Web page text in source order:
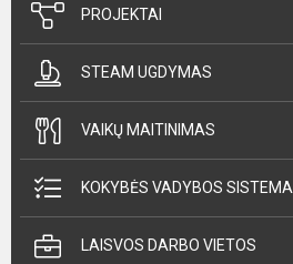
PROJEKTAI
STEAM UGDYMAS
VAIKŲ MAITINIMAS
KOKYBĖS VADYBOS SISTEMA
LAISVOS DARBO VIETOS